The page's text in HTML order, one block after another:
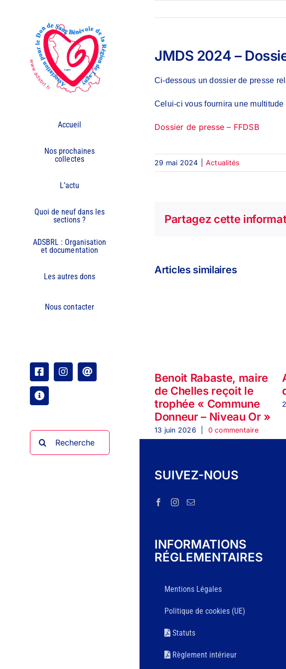
Accueil
Nos prochaines
collectes
L’actu
Quoi de neuf dans les
sections ?
ADSBRL : Organisation
et documentation
Les autres dons
Nous contacter
FacebookInstagram
Email
Organisation
JMDS 2024 –
Ci-dessous un dossier de presse
Celui-ci vous fournira une
Dossier de presse – FFDSB
29 mai 2024 Actualités
Partagez cette
Articles similaires
Benoit Rabaste, maire
de Chelles reçoit le
trophée « Commune
Donneur – Niveau Or »
13 juin 2026 0 commentaire
SUIVEZ-NOUS
INFORMATIONS
RÉGLEMENTAIRES
Mentions Légales
Politique de cookies (UE)
Statuts
Règlement intérieur